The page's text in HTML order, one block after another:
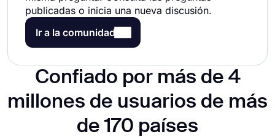
publicadas o inicia una nueva discusión.
Ir a la comunidad
Confiado por más de 4
millones de usuarios de más
de 170 países